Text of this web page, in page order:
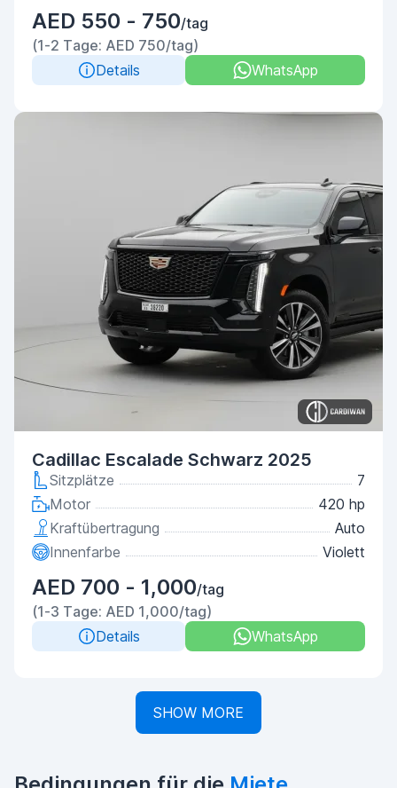
AED 550 - 750/tag
(1-2 Tage: AED 750/tag)
Details
WhatsApp
Cadillac Escalade Schwarz 2025
Sitzplätze
7
Motor
420 hp
Kraftübertragung
Auto
Innenfarbe
Violett
AED 700 - 1,000/tag
(1-3 Tage: AED 1,000/tag)
Details
WhatsApp
SHOW MORE